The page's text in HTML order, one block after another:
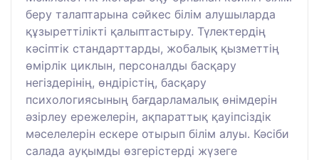
беру талаптарына сәйкес білім алушыларда
құзыреттілікті қалыптастыру. Түлектердің
кәсіптік стандарттарды, жобалық қызметтің
өмірлік циклын, персоналды басқару
негіздерінің, өндірістің, басқару
психологиясының бағдарламалық өнімдерін
әзірлеу ережелерін, ақпараттық қауіпсіздік
мәселелерін ескере отырып білім алуы. Кәсіби
салада ауқымды өзгерістерді жүзеге